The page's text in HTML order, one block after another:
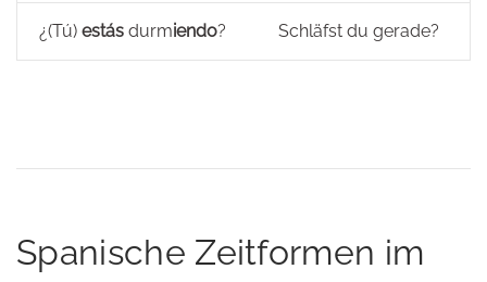
¿(Tú) estás durmiendo? Schläfst du gerade?
Spanische Zeitformen im